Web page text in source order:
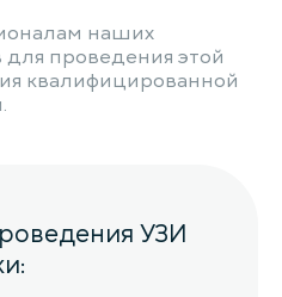
наших
проведения этой
квалифицированной
УЗИ